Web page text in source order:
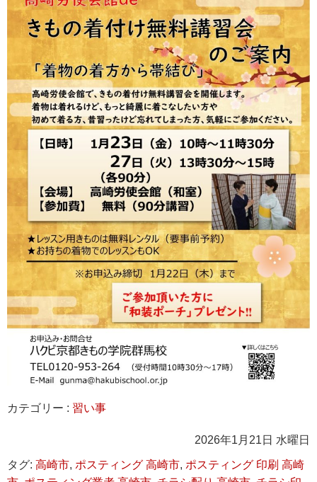
カテゴリー : 習い事
2026年1月21日 水曜日
タグ: 高崎市, ポスティング 高崎市, ポスティング 印刷 高崎